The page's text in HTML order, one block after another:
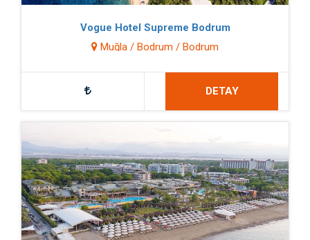
Vogue Hotel Supreme Bodrum
Muğla / Bodrum / Bodrum
DETAY